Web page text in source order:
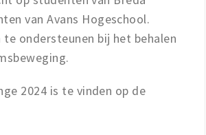
van Avans Hogeschool.
ondersteunen bij het behalen
2024 is te vinden op de